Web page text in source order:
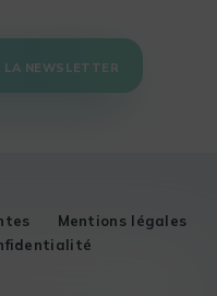
LA NEWSLETTER
Mentions légales